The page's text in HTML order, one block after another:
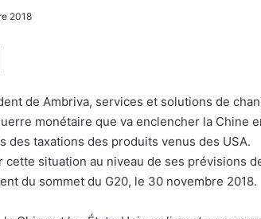
2018
de Ambriva, services et solutions de
monétaire que va enclencher la Chine
des taxations des produits venus des USA.
cette situation au niveau de ses prévisions
du sommet du G20, le 30 novembre 2018.